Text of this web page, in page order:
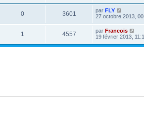
0 3601 par FLY
27 octobre 2013,
1 4557 par Francois
19 février 2013,